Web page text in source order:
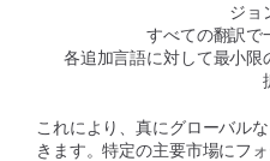
ジョ
すべての翻訳で
各追加言語に対して最小
これにより、真にグローバル
きます。特定の主要市場にフ